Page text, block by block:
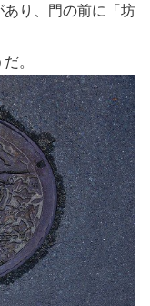
り、門の前に「坊
。